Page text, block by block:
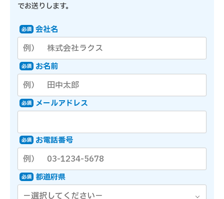
でお送りします。
会社名
必須
お名前
必須
メールアドレス
必須
お電話番号
必須
都道府県
必須